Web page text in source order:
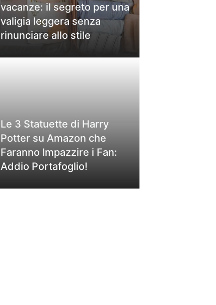
vacanze: il segreto per una
valigia leggera senza
rinunciare allo stile
Le 3 Statuette di Harry
Potter su Amazon che
Faranno Impazzire i Fan:
Addio Portafoglio!